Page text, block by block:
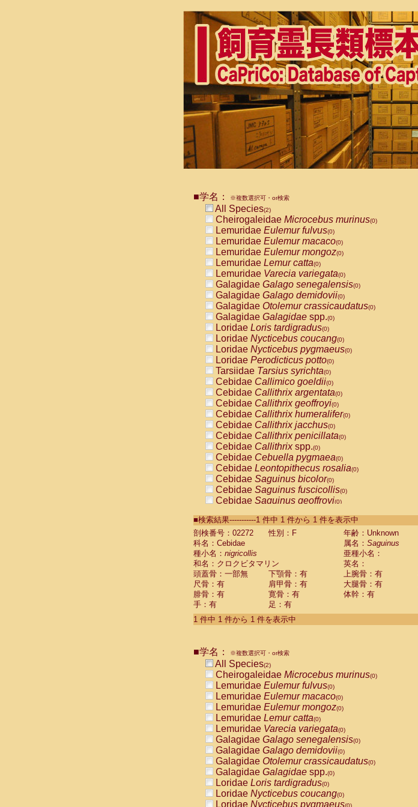
■学名： ※複数選択可・or検索
All Species(2)
Cheirogaleidae Microcebus murinus(0)
Lemuridae Eulemur fulvus(0)
Lemuridae Eulemur macaco(0)
Lemuridae Eulemur mongoz(0)
Lemuridae Lemur catta(0)
Lemuridae Varecia variegata(0)
Galagidae Galago senegalensis(0)
Galagidae Galago demidovii(0)
Galagidae Otolemur crassicaudatus(0)
Galagidae Galagidae spp.(0)
Loridae Loris tardigradus(0)
Loridae Nycticebus coucang(0)
Loridae Nycticebus pygmaeus(0)
Loridae Perodicticus potto(0)
Tarsiidae Tarsius syrichta(0)
Cebidae Callimico goeldii(0)
Cebidae Callithrix argentata(0)
Cebidae Callithrix geoffroyi(0)
Cebidae Callithrix humeralifer(0)
Cebidae Callithrix jacchus(0)
Cebidae Callithrix penicillata(0)
Cebidae Callithrixspp.(0)
Cebidae Cebuella pygmaea(0)
Cebidae Leontopithecus rosalia(0)
Cebidae Saguinus bicolor(0)
Cebidae Saguinus fuscicollis(0)
Cebidae Saguinus geoffroyi(0)
CebidaeSaguinus labiatus(0)
Cebidae Saguinus leucopus (0)
Cebidae
CebidaeSaguinus mystax
CebidaeSaguinus nigricollis (1)
Cebidae Saguinus oedipus
Cebidae Saguinus weddelli
Cebidae Saguinusspp.
Cebidae Aotus trivirgatus
Cebidae Cebus albifrons
CebidaeCebus nigrivittatus
CebidaeCebus
CebidaeSaimiri boliviensis(0)
CebidaeSaimiri sciureus(0)
AtelidaeAlouatta caraya(0)
AtelidaeAlouatta fusca(0)
AtelidaeAlouatta seniculus
AtelidaeAlouattaspp.(0)
AtelidaeAteles belzebuth(0)
AtelidaeAteles geoffroyi(0)
AtelidaeAteles paniscus(0)
AtelidaeAtelesspp.(0)
Atelidae Lagothrix lagothricha
AtelidaeLagothrix lagothricha cana
PitheciidaeCacajao calvus rubicundus
■検索結果-----------1 件中 1 件から 1 件を表示中
剖検番号：02272
性別：F
年齢：Unknown
科名：Cebidae
属名： Saguinus
種小名： nigricollis
亜種小名：
和名：クロクビタマリン
英名：
頭蓋骨：一部無
下顎骨：有 上腕骨：有
尺骨：有
肩甲骨：有 大腿骨：有
腓骨：有
寛骨：有
体幹：有
手：有
足：有
1 件中 1 件から 1 件を表示中
■学名： ※複数選択可・or検索
All Species(2)
Cheirogaleidae Microcebus murinus(0)
Lemuridae Eulemur fulvus(0)
Lemuridae Eulemur macaco(0)
Lemuridae Eulemur mongoz(0)
Lemuridae Lemur catta(0)
Lemuridae Varecia variegata(0)
Galagidae Galago senegalensis(0)
Galagidae Galago demidovii(0)
Galagidae Otolemur crassicaudatus(0)
Galagidae Galagidae spp.(0)
Loridae Loris tardigradus(0)
Loridae Nycticebus coucang(0)
Loridae Nycticebus pygmaeus(0)